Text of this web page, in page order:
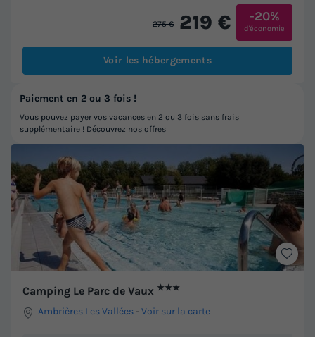
275 € 219 € -20%
d'économie
Voir les hébergements
Camping Le Parc de Vaux ★★★
Ambrières Les Vallées -Voir sur la carte
Paiement en 2 ou 3 fois !
Vous pouvez payer vos vacances en 2 ou 3 fois sans frais
supplémentaire ! Découvrez nos offres